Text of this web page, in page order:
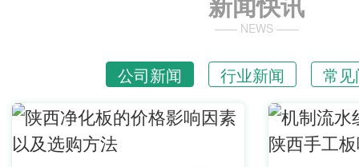
—— NEWS ——
公司新闻 行业新闻 常